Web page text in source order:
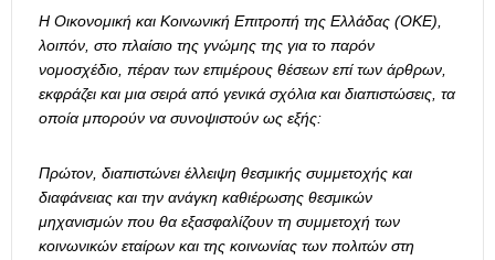
Η Οικονομική και Κοινωνική Επιτροπή της Ελλάδας (ΟΚΕ),
λοιπόν, στο πλαίσιο της γνώμης της για το παρόν
νομοσχέδιο, πέραν των επιμέρους θέσεων επί των άρθρων,
εκφράζει και μια σειρά από γενικά σχόλια και διαπιστώσεις, τα
οποία μπορούν να συνοψιστούν ως εξής:
Πρώτον, διαπιστώνει έλλειψη θεσμικής συμμετοχής και
διαφάνειας και την ανάγκη καθιέρωσης θεσμικών
μηχανισμών που θα εξασφαλίζουν τη συμμετοχή των
κοινωνικών εταίρων και της κοινωνίας των πολιτών στη